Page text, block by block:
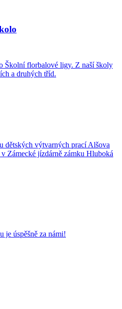
Školní florbalové ligy. Z naší školy
a druhých tříd.
dětských výtvarných prací Alšova
Zámecké jízdárně zámku Hluboká
je úspěšně za námi!